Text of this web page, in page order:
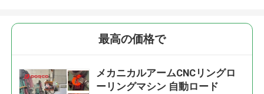
最高の価格で
メカニカルアームCNCリングロ
ーリングマシン 自動ロード